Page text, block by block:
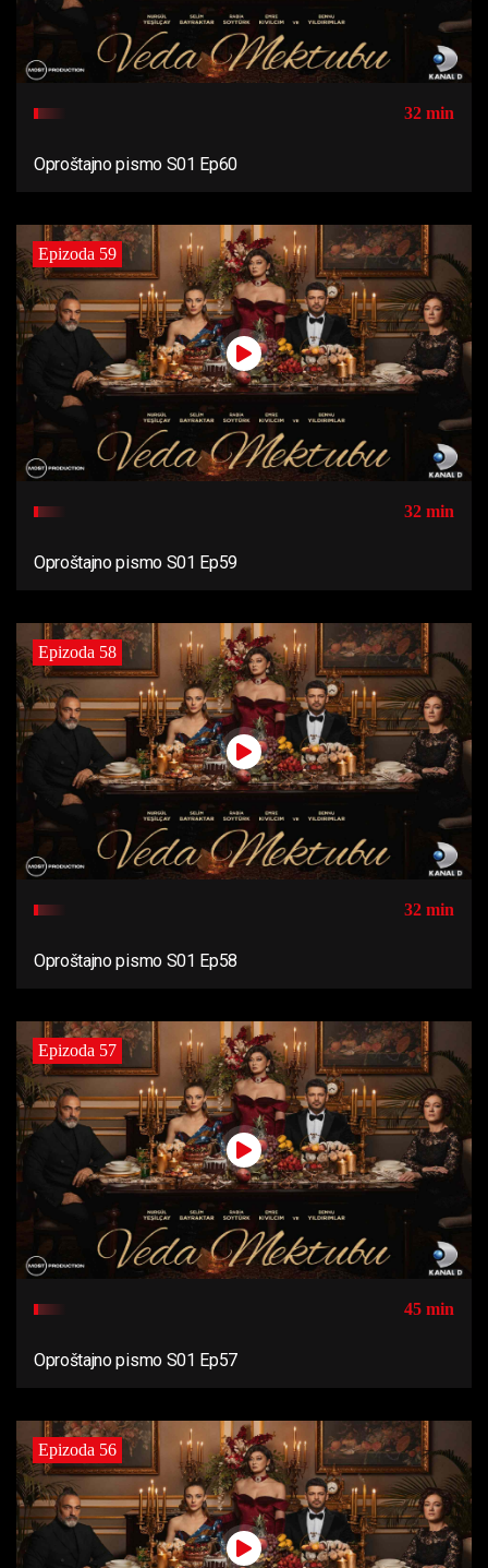
32 min
Oproštajno pismo S01 Ep60
Epizoda 59
32 min
Oproštajno pismo S01 Ep59
Epizoda 58
32 min
Oproštajno pismo S01 Ep58
Epizoda 57
45 min
Oproštajno pismo S01 Ep57
Epizoda 56